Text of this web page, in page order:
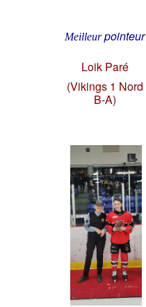
Meilleurpointeur
Loik Paré
(Vikings 1 Nord
B-A)